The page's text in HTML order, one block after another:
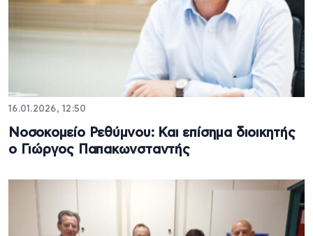
16.01.2026, 12:50
Νοσοκομείο Ρεθύμνου: Και επίσημα διοικητής
ο Γιώργος Παπακωνσταντής